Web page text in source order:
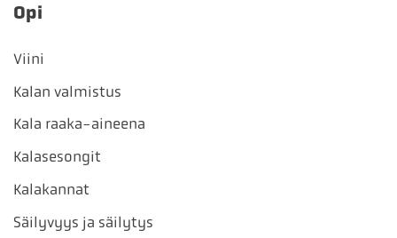
Opi
Viini
Kalan valmistus
Kala raaka-aineena
Kalasesongit
Kalakannat
Säilyvyys ja säilytys